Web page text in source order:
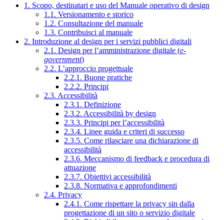
1. Scopo, destinatari e uso del Manuale operativo di design
1.1. Versionamento e storico
1.2. Consultazione del manuale
1.3. Contribuisci al manuale
2. Introduzione al design per i servizi pubblici digitali
2.1. Design per l’amministrazione digitale (e-
government)
2.2. L’approccio progettuale
2.2.1. Buone pratiche
2.2.2. Principi
2.3. Accessibilità
2.3.1. Definizione
2.3.2. Accessibilità by design
2.3.3. Principi per l’accessibilità
2.3.4. Linee guida e criteri di successo
2.3.5. Come rilasciare una dichiarazione di
accessibilità
2.3.6. Meccanismo di feedback e procedura di
attuazione
2.3.7. Obiettivi accessibilità
2.3.8. Normativa e approfondimenti
2.4. Privacy
2.4.1. Come rispettare la privacy sin dalla
progettazione di un sito o servizio digitale